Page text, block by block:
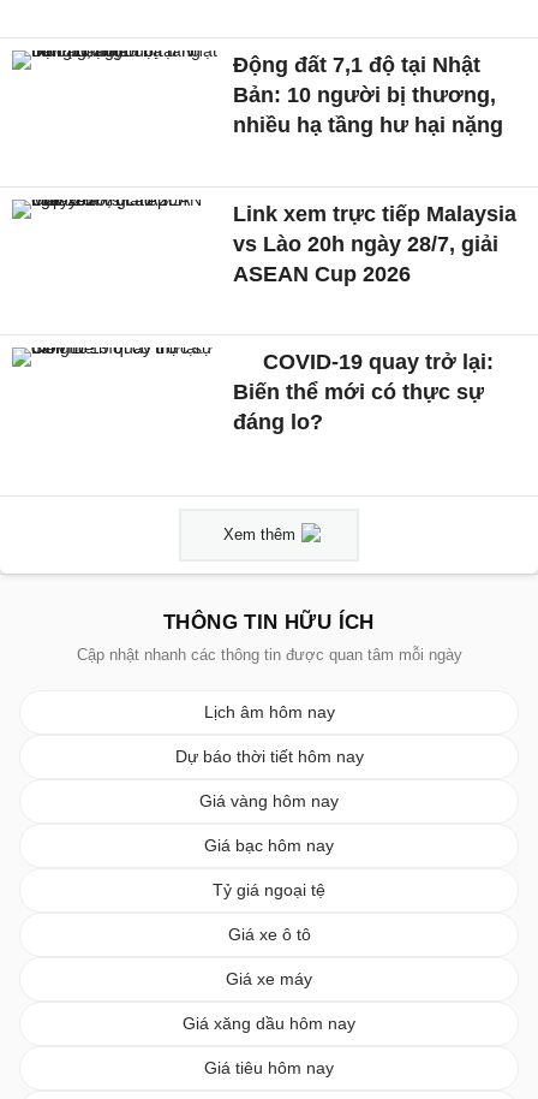
Động đất 7,1 độ tại Nhật
Bản: 10 người bị thương,
nhiều hạ tầng hư hại nặng
Link xem trực tiếp Malaysia
vs Lào 20h ngày 28/7, giải
ASEAN Cup 2026
COVID-19 quay trở lại:
Biến thể mới có thực sự
đáng lo?
Xem thêm
THÔNG TIN HỮU ÍCH
Cập nhật nhanh các thông tin được quan tâm mỗi ngày
Lịch âm hôm nay
Dự báo thời tiết hôm nay
Giá vàng hôm nay
Giá bạc hôm nay
Tỷ giá ngoại tệ
Giá xe ô tô
Giá xe máy
Giá xăng dầu hôm nay
Giá tiêu hôm nay